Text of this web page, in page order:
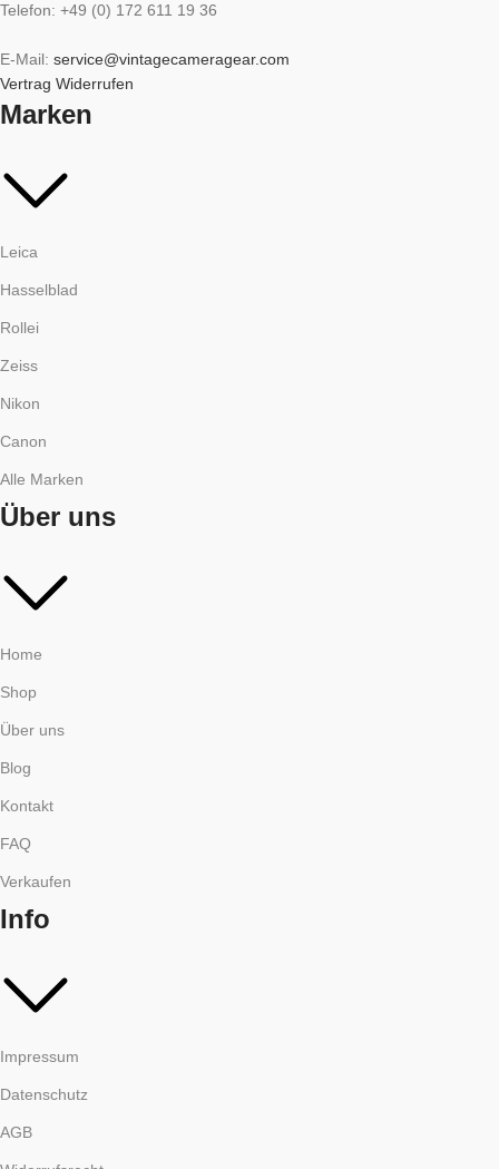
Telefon: +49 (0) 172 611 19 36
E-Mail: service@vintagecameragear.com
Vertrag Widerrufen
Marken
Leica
Hasselblad
Rollei
Zeiss
Nikon
Canon
Alle Marken
Über uns
Home
Shop
Über uns
Blog
Kontakt
FAQ
Verkaufen
Info
Impressum
Datenschutz
AGB